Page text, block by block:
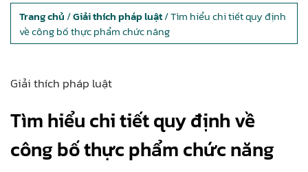
Trang chủ /Giải thích pháp luật/ Tìm hiểu chi tiết quy định
về công bố thực phẩm chức năng
Giải thích pháp luật
Tìm hiểu chi tiết quy định về
công bố thực phẩm chức năng